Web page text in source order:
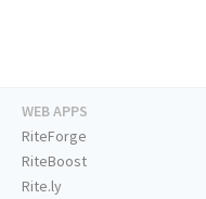
WEB APPS
RiteForge
RiteBoost
Rite.ly